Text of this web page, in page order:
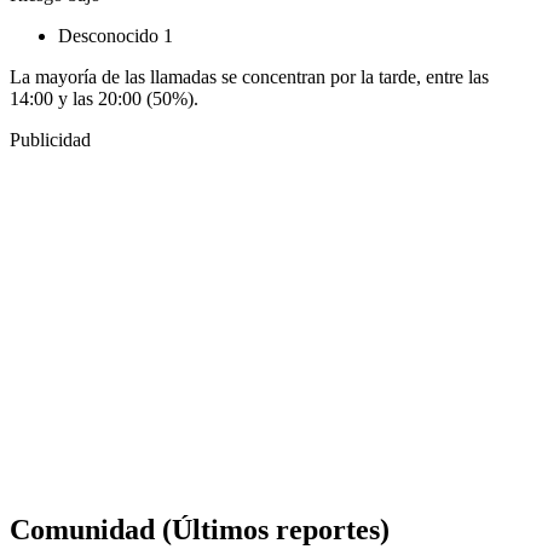
Desconocido 1
La mayoría de las llamadas se concentran por la tarde, entre las
14:00 y las 20:00 (50%).
Publicidad
Comunidad (Últimos reportes)